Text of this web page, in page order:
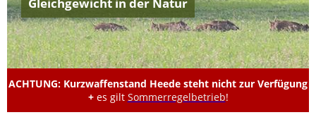
ACHTUNG: Kurzwaffenstand Heede steht nicht zur Verfügung
+ es gilt Sommerregelbetrieb!